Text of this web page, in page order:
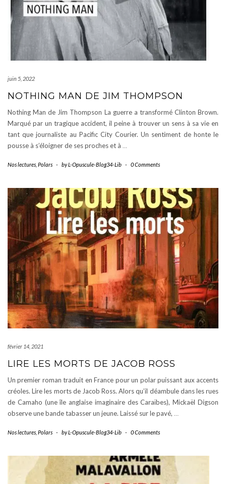
juin 5, 2022
NOTHING MAN DE JIM THOMPSON
Nothing Man de Jim Thompson La guerre a transformé Clinton Brown.
Marqué par un tragique accident, il peine à trouver un sens à sa vie en
tant que journaliste au Pacific City Courier. Un sentiment de honte le
pousse à s’éloigner de ses proches et à …
Nos lectures Polars - byL-Opuscule-Blog34-Lib - 0 Comments
février 14, 2021
LIRE LES MORTS DE JACOB ROSS
Un premier roman traduit en France pour un polar puissant aux accents
créoles. Lire les morts de Jacob Ross. Alors qu’il déambule dans les rues
de Camaho (une île anglaise imaginaire des Caraïbes), Mickaël Digson
observe une bande tabasser un jeune. Laissé sur le pavé, …
Nos lectures Polars - byL-Opuscule-Blog34-Lib - 0 Comments